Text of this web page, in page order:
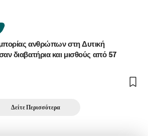
ανθρώπων στη Δυτική
διαβατήρια και μισθούς από 57
Δείτε Περισσότερα